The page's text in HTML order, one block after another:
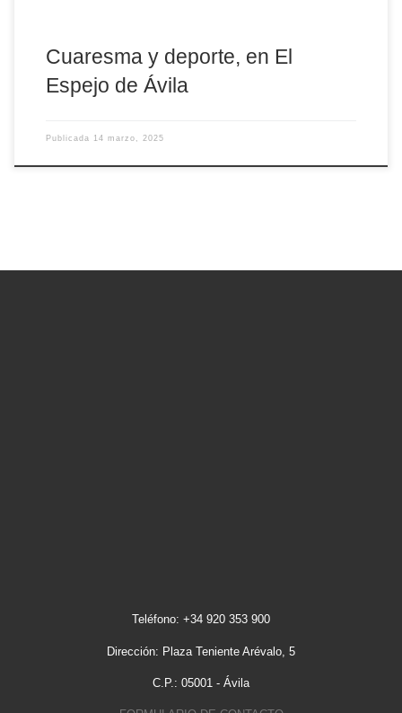
Cuaresma y deporte, en El
Espejo de Ávila
Publicada 14 marzo, 2025
Teléfono: +34 920 353 900
Dirección: Plaza Teniente Arévalo, 5
C.P.: 05001 - Ávila